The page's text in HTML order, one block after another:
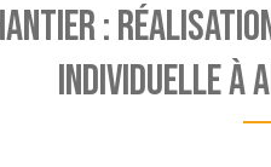
:
individuelle à